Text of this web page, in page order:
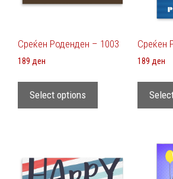
Среќен Роденден – 1003
189 ден
Select options
Среќен
189 ден